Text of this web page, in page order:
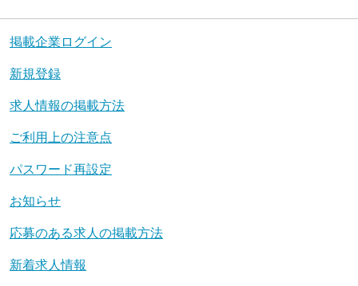
掲載企業ログイン
新規登録
求人情報の掲載方法
ご利用上の注意点
パスワード再設定
お知らせ
応募のある求人の掲載方法
新着求人情報